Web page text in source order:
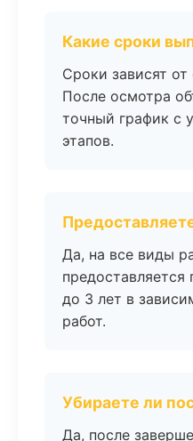
Какие сроки
Сроки зависят от
После осмотра
точный график с
этапов.
Да, на все виды
предоставляется
до 3 лет в
работ.
Убираете ли
Да, после